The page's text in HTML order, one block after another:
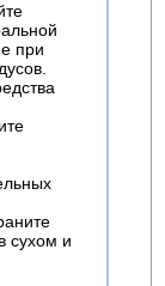
при
сухом и